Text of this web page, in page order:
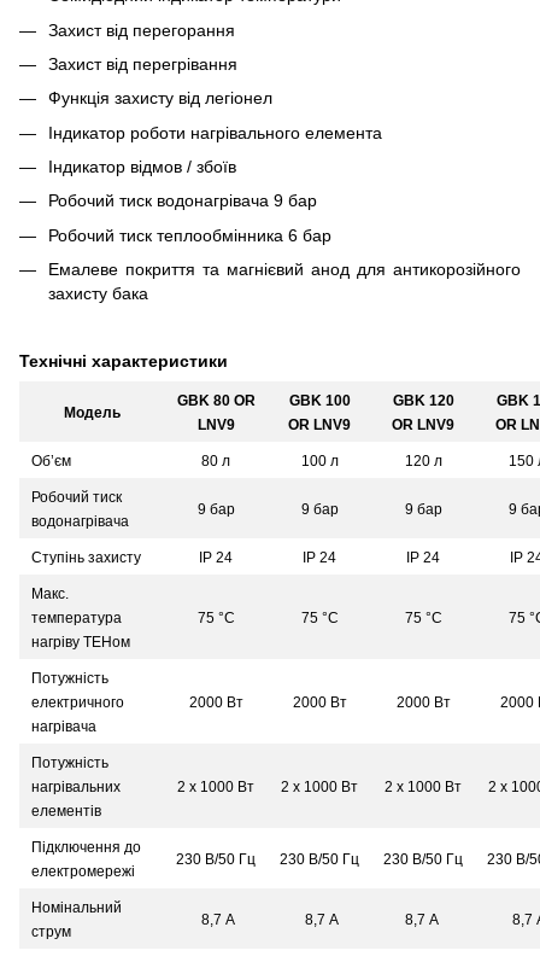
Захист від перегорання
Захист від перегрівання
Функція захисту від легіонел
Індикатор роботи нагрівального елемента
Індикатор відмов / збоїв
Робочий тиск водонагрівача 9 бар
Робочий тиск теплообмінника 6 бар
Емалеве покриття та магнієвий анод для антикорозійного
захисту бака
Технічні характеристики
Модель
GBK 80 OR
LNV9
GBK 100
OR LNV9
GBK 120
OR LNV9
GBK
OR
Об’єм 80 л 100 л 120 л 150
Робочий тиск
водонагрівача
9 бар 9 бар 9 бар 9
Ступінь захисту IP 24 IP 24 IP 24 IP
Макс.
температура
нагріву ТЕНом
75 °С 75 °С 75 °С 75
Потужність
електричного
нагрівача
2000 Вт 2000 Вт 2000 Вт 2000
Потужність
нагрівальних
елементів
2 х 1000 Вт 2 х 1000 Вт 2 х 1000 Вт 2 х
Підключення до
електромережі
230 В/50 Гц 230 В/50 Гц 230 В/50 Гц 230 В/
Номінальний
струм
8,7 A 8,7 A 8,7 A 8,7